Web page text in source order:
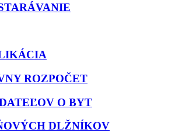
ROZPOČET
O BYT
DLŽNÍKOV